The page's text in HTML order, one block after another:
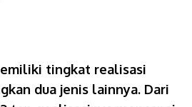
tingkat realisasi
dua jenis lainnya. Dari